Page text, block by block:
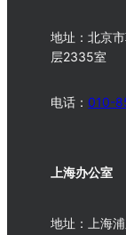
地址：北京
层2335室
电话：010-
上海办公室
地址：上海